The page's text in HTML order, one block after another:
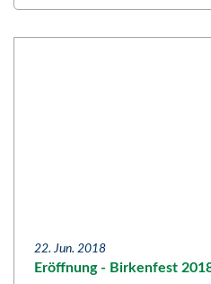
22. Jun. 2018
Eröffnung - Birkenfest